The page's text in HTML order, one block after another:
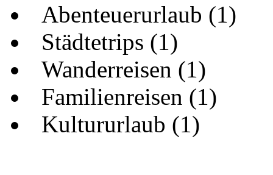
Abenteuerurlaub (1)
Städtetrips (1)
Wanderreisen (1)
Familienreisen (1)
Kultururlaub (1)